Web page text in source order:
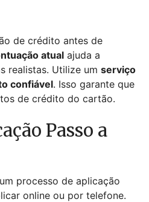
de crédito antes de
atual ajuda a
realistas. Utilize um serviço
confiável. Isso garante que
de crédito do cartão.
Passo a
processo de aplicação
online ou por telefone.